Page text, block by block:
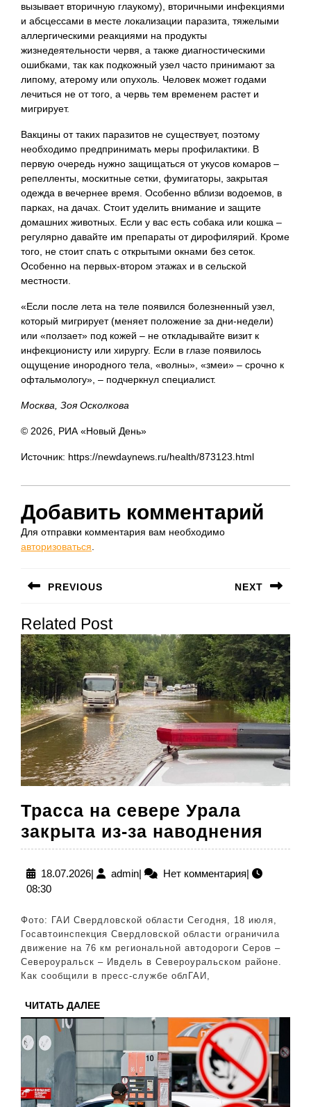
вызывает вторичную глаукому), вторичными инфекциями
и абсцессами в месте локализации паразита, тяжелыми
аллергическими реакциями на продукты
жизнедеятельности червя, а также диагностическими
ошибками, так как подкожный узел часто принимают за
липому, атерому или опухоль. Человек может годами
лечиться не от того, а червь тем временем растет и
мигрирует.
Вакцины от таких паразитов не существует, поэтому
необходимо предпринимать меры профилактики. В
первую очередь нужно защищаться от укусов комаров –
репелленты, москитные сетки, фумигаторы, закрытая
одежда в вечернее время. Особенно вблизи водоемов, в
парках, на дачах. Стоит уделить внимание и защите
домашних животных. Если у вас есть собака или кошка –
регулярно давайте им препараты от дирофилярий. Кроме
того, не стоит спать с открытыми окнами без сеток.
Особенно на первых-втором этажах и в сельской
местности.
«Если после лета на теле появился болезненный узел,
который мигрирует (меняет положение за дни-недели)
или «ползает» под кожей – не откладывайте визит к
инфекционисту или хирургу. Если в глазе появилось
ощущение инородного тела, «волны», «змеи» – срочно к
офтальмологу», – подчеркнул специалист.
Москва, Зоя Осколкова
© 2026, РИА «Новый День»
Источник: https://newdaynews.ru/health/873123.html
Добавить комментарий
Для отправки комментария вам необходимо
авторизоваться.
по
записям
PREVIOUS
запись:
NEXT
запись:
Related Post
Трасса на севере Урала
закрыта из-за наводнения
на
из-
за
18.07.202618.07.2026
| adminadmin
| Нет комментария|
08:30
Фото: ГАИ Свердловской области Сегодня, 18 июля,
Госавтоинспекция Свердловской области ограничила
движение на 76 км региональной автодороги Серов –
Североуральск – Ивдель в Североуральском районе.
Как сообщили в пресс-службе облГАИ,
ЧИТАТЬ ДАЛЕЕЧИТАТЬ
ДАЛЕЕ